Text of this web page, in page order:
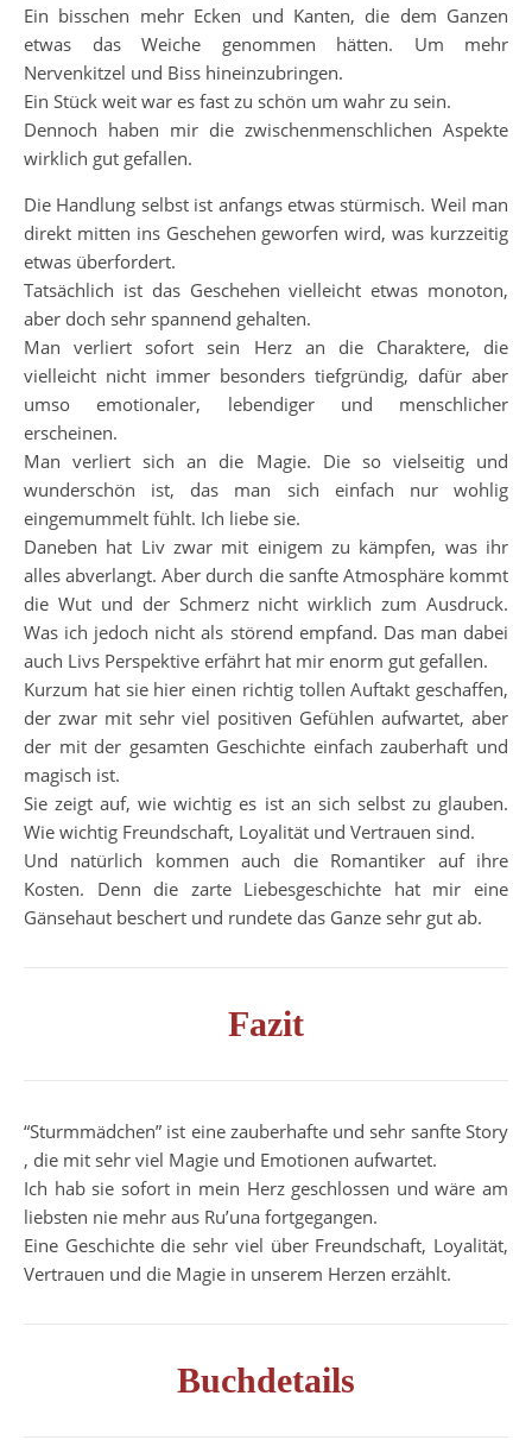
Ein bisschen mehr Ecken und Kanten, die dem Ganzen
etwas das Weiche genommen hätten. Um mehr
Nervenkitzel und Biss hineinzubringen.
Ein Stück weit war es fast zu schön um wahr zu sein.
Dennoch haben mir die zwischenmenschlichen Aspekte
wirklich gut gefallen.
Die Handlung selbst ist anfangs etwas stürmisch. Weil man
direkt mitten ins Geschehen geworfen wird, was kurzzeitig
etwas überfordert.
Tatsächlich ist das Geschehen vielleicht etwas monoton,
aber doch sehr spannend gehalten.
Man verliert sofort sein Herz an die Charaktere, die
vielleicht nicht immer besonders tiefgründig, dafür aber
umso emotionaler, lebendiger und menschlicher
erscheinen.
Man verliert sich an die Magie. Die so vielseitig und
wunderschön ist, das man sich einfach nur wohlig
eingemummelt fühlt. Ich liebe sie.
Daneben hat Liv zwar mit einigem zu kämpfen, was ihr
alles abverlangt. Aber durch die sanfte Atmosphäre kommt
die Wut und der Schmerz nicht wirklich zum Ausdruck.
Was ich jedoch nicht als störend empfand. Das man dabei
auch Livs Perspektive erfährt hat mir enorm gut gefallen.
Kurzum hat sie hier einen richtig tollen Auftakt geschaffen,
der zwar mit sehr viel positiven Gefühlen aufwartet, aber
der mit der gesamten Geschichte einfach zauberhaft und
magisch ist.
Sie zeigt auf, wie wichtig es ist an sich selbst zu glauben.
Wie wichtig Freundschaft, Loyalität und Vertrauen sind.
Und natürlich kommen auch die Romantiker auf ihre
Kosten. Denn die zarte Liebesgeschichte hat mir eine
Gänsehaut beschert und rundete das Ganze sehr gut ab.
Fazit
“Sturmmädchen” ist eine zauberhafte und sehr sanfte Story
, die mit sehr viel Magie und Emotionen aufwartet.
Ich hab sie sofort in mein Herz geschlossen und wäre am
liebsten nie mehr aus Ru’una fortgegangen.
Eine Geschichte die sehr viel über Freundschaft, Loyalität,
Vertrauen und die Magie in unserem Herzen erzählt.
Buchdetails